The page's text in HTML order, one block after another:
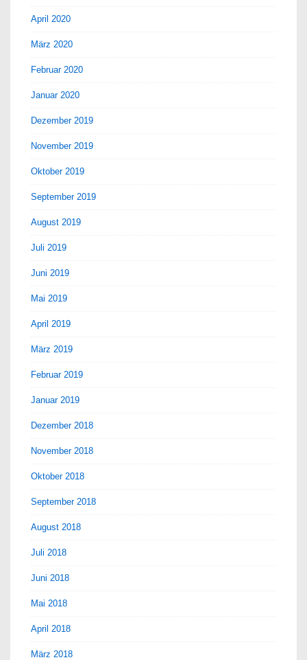
April 2020
März 2020
Februar 2020
Januar 2020
Dezember 2019
November 2019
Oktober 2019
September 2019
August 2019
Juli 2019
Juni 2019
Mai 2019
April 2019
März 2019
Februar 2019
Januar 2019
Dezember 2018
November 2018
Oktober 2018
September 2018
August 2018
Juli 2018
Juni 2018
Mai 2018
April 2018
März 2018